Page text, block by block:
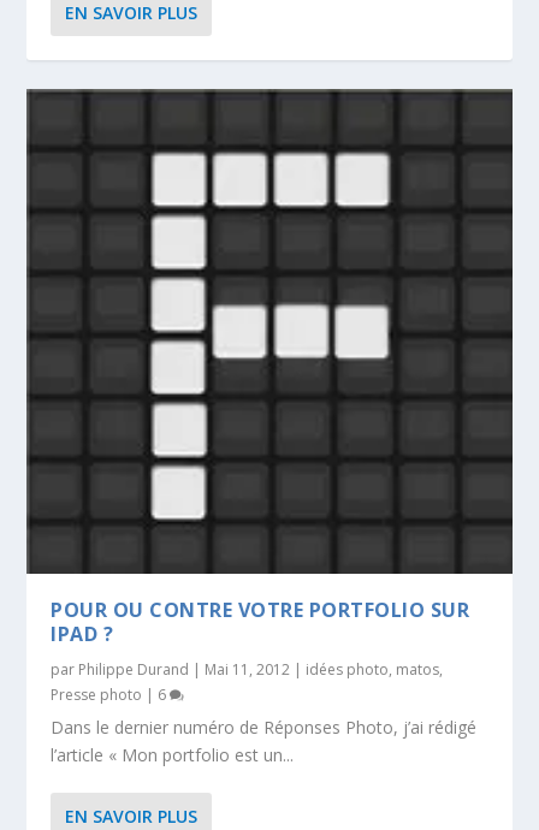
EN SAVOIR PLUS
POUR OU CONTRE VOTRE PORTFOLIO SUR
IPAD ?
par Philippe Durand | Mai 11, 2012 | idées photo, matos,
Presse photo | 6
Dans le dernier numéro de Réponses Photo, j’ai rédigé
l’article « Mon portfolio est un...
EN SAVOIR PLUS